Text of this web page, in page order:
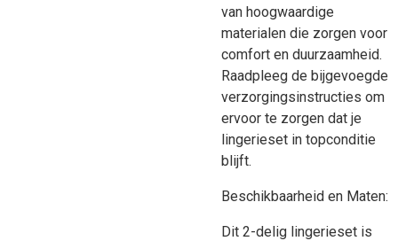
van hoogwaardige
materialen die zorgen voor
comfort en duurzaamheid.
Raadpleeg de bijgevoegde
verzorgingsinstructies om
ervoor te zorgen dat je
lingerieset in topconditie
blijft.
Beschikbaarheid en Maten:
Dit 2-delig lingerieset is